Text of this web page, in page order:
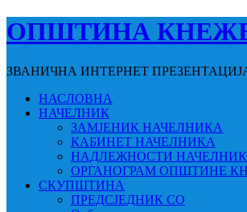
ОПШТИНА
ЗВАНИЧНА ИНТЕРНЕТ
НАСЛОВНА
НАЧЕЛНИК
ЗАМЈЕНИК НАЧЕЛНИКА
КАБИНЕТ НАЧЕЛНИКА
НАДЛЕЖНОСТИ
ОРГАНОГРАМ ОПШТИНЕ
СКУПШТИНА
ПРЕДСЈЕДНИК СО